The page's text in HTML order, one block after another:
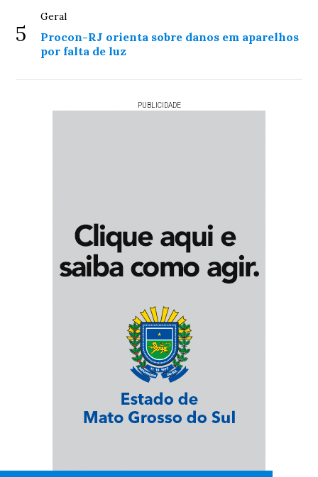
5
Geral
Procon-RJ orienta sobre danos em aparelhos
por falta de luz
PUBLICIDADE